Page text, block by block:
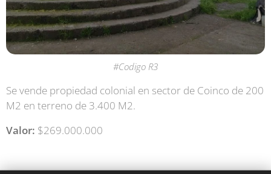
#Codigo R3
Se vende propiedad colonial en sector de Coinco de 200
M2 en terreno de 3.400 M2.
Valor: $269.000.000